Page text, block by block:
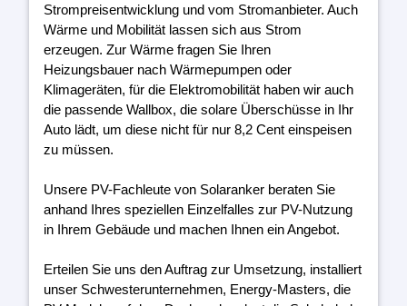
Strompreisentwicklung und vom Stromanbieter. Auch
Wärme und Mobilität lassen sich aus Strom
erzeugen. Zur Wärme fragen Sie Ihren
Heizungsbauer nach Wärmepumpen oder
Klimageräten, für die Elektromobilität haben wir auch
die passende Wallbox, die solare Überschüsse in Ihr
Auto lädt, um diese nicht für nur 8,2 Cent einspeisen
zu müssen.
Unsere PV-Fachleute von Solaranker beraten Sie
anhand Ihres speziellen Einzelfalles zur PV-Nutzung
in Ihrem Gebäude und machen Ihnen ein Angebot.
Erteilen Sie uns den Auftrag zur Umsetzung, installiert
unser Schwesterunternehmen, Energy-Masters, die